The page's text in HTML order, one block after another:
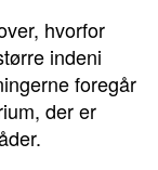
hvorfor
indeni
foregår
der er